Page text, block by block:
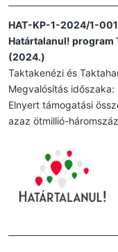
HAT-KP-1-2024/1-
Határtalanul! program
(2024.)
Taktakenézi és
Megvalósítás
Elnyert támogatási
azaz ötmillió-